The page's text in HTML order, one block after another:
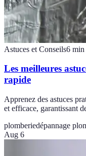
Astuces et Conseils6 min
Les meilleures
rapide
Apprenez des astuces
et efficace, garantissant
plomberiedépannage
Aug 6